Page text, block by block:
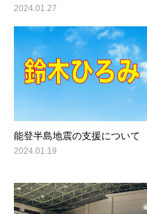
2024.01.27
能登半島地震の支援について
2024.01.19